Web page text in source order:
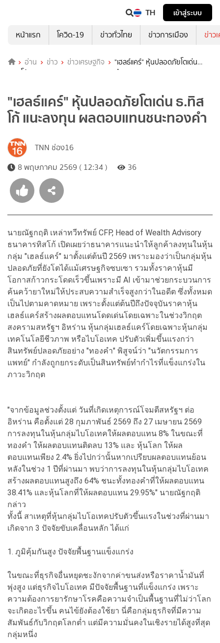
TH
เข้าสู่ระบบ
หน้าแรก
โควิด-19 ข่าวทั่วไทย ข่าวการเมือง ข่าว
อ่าน ข่าว ข่าวเศรษฐกิจ
"เฮลธ์แคร์" หุ้นปลอดภัยโตเด่น
ธ.ทิสโก้ แนะลงทุน ผลตอบแทนชนะทองคำ
"เฮลธ์แคร์" หุ้นปลอดภัยโตเด่น ธ.ทิส
โก้ แนะลงทุน ผลตอบแทนชนะทองคำ
TNN ช่อง16
8 พฤษภาคม 2569 ( 12:34 )
36
นายณัฐกฤติ เหล่าทวีทรัพย์ CFP, Head of Wealth Advisory
ธนาคารทิสโก้ เปิดเผยว่าธนาคารแนะนำให้ลูกค้าลงทุนในหุ้น
กลุ่ม "เฮลธ์แคร์" มาตั้งแต่ต้นปี 2569 เพราะมองว่าเป็นกลุ่มหุ้น
ปลอดภัยที่ยังโตได้แม้เศรษฐกิจซบเซา รวมทั้งราคาหุ้นมี
โอกาสก้าวกระโดดเร็วขึ้นเพราะมี AI เข้ามาช่วยกระบวนการ
ค้นคว้ายาใหม่ให้ประสบความสำเร็จสูงกว่าในอดีต ซึ่งทั้งหมด
เป็นไปตามคาดหมาย เพราะตั้งแต่ต้นปีถึงปัจจุบันราคาหุ้น
เฮลธ์แคร์สร้างผลตอบแทนโดดเด่นโดยเฉพาะในช่วงวิกฤต
สงครามสหรัฐฯ อิหร่าน หุ้นกลุ่มเฮลธ์แคร์โดยเฉพาะหุ้นกลุ่ม
เทคโนโลยีชีวภาพ หรือไบโอเทค ปรับตัวเพิ่มขึ้นแรงกว่า
สินทรัพย์ปลอดภัยอย่าง "ทองคำ" พิสูจน์ว่า "นวัตกรรมการ
แพทย์" กำลังถูกยกระดับเป็นสินทรัพย์ทำกำไรที่แข็งแกร่งใน
ภาวะวิกฤต
"จากข้อมูลช่วงตั้งแต่ วันที่เกิดเหตุการณ์โจมตีสหรัฐฯ ต่อ
อิหร่าน คือตั้งแต่ 28 กุมภาพันธ์ 2569 ถึง 27 เมษายน 2569
การลงทุนในหุ้นกลุ่มไบโอเทคให้ผลตอบแทน 8% ในขณะที่
ทองคำ ให้ผลตอบแทนติดลบ 13% และ หุ้นโลก ให้ผล
ตอบแทนเพียง 2.4% ยิ่งไปกว่านั้นหากเปรียบผลตอบแทนย้อน
หลังในช่วง 1 ปีที่ผ่านมา พบว่าการลงทุนในหุ้นกลุ่มไบโอเทค
สร้างผลตอบแทนสูงถึง 64% ชนะทั้งทองคำที่ให้ผลตอบแทน
38.41% และหุ้นโลกที่ให้ผลตอบแทน 29.95%" นายณัฐกฤติ
กล่าว
ทั้งนี้ สาเหตุที่หุ้นกลุ่มไบโอเทคปรับตัวขึ้นแรงในช่วงที่ผ่านมา
เกิดจาก 3 ปัจจัยขับเคลื่อนหลัก ได้แก่
1. ภูมิคุ้มกันสูง ปัจจัยพื้นฐานแข็งแกร่ง
ในขณะที่ธุรกิจอื่นหยุดชะงักจากค่าขนส่งหรือราคาน้ำมันที่
พุ่งสูง แต่ธุรกิจไบโอเทค มีปัจจัยพื้นฐานที่แข็งแกร่ง เพราะ
ความต้องการยารักษาโรคคือความจำเป็นพื้นฐานที่ไม่ว่าโลก
จะเกิดอะไรขึ้น คนไข้ยังต้องใช้ยา นี่คือกลุ่มธุรกิจที่มีความ
สัมพันธ์กับวิกฤตโลกต่ำ แต่มีความมั่นคงในเชิงรายได้สูงที่สุด
กลุ่มหนึ่ง